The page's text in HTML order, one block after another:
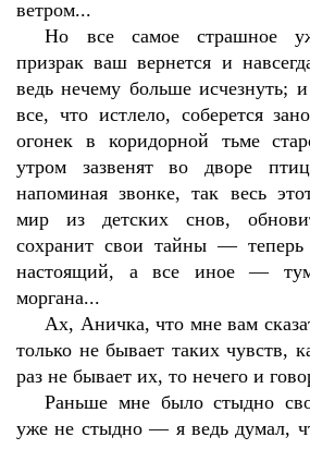
ветром...
Но все самое страшное
призрак ваш вернется и
ведь нечему больше исчезнуть;
все, что истлело, соберется
огонек в коридорной тьме
утром зазвенят во дворе
напоминая звонке, так весь
мир из детских снов,
сохранит свои тайны —
настоящий, а все иное —
моргана...
Ах, Аничка, что мне вам
только не бывает таких чувств,
раз не бывает их, то нечего и
Раньше мне было стыдно
уже не стыдно — я ведь думал,